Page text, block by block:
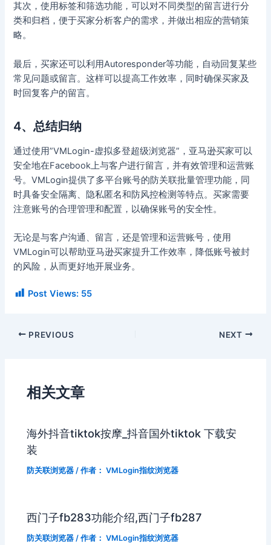
其次，使用标签和筛选功能，可以对不同类型的留言进行分
类和归档，便于买家分析客户的需求，并做出相应的营销策
略。
最后，买家还可以利用Autoresponder等功能，自动回复某些
常见问题或留言。这样可以提高工作效率，同时确保买家及
时回复客户的留言。
4、总结归纳
通过使用”VMLogin-虚拟多登超级浏览器”，亚马逊买家可以
安全地在Facebook上与客户进行留言，并有效管理和运营账
号。VMLogin提供了多平台账号的防关联批量管理功能，同
时具备安全隔离、隐私匿名和防风控检测等特点。买家需要
注意账号的合理管理和配置，以确保账号的安全性。
无论是与客户沟通、留言，还是管理和运营账号，使用
VMLogin可以帮助亚马逊买家提升工作效率，降低账号被封
的风险，从而更好地开展业务。
Post Views: 55
PREVIOUS NEXT
相关文章
海外抖音tiktok按摩_抖音国外tiktok 下载安
装
防关联浏览器 / 作者： VMLogin指纹浏览器
西门子fb283功能介绍,西门子fb287
防关联浏览器 / 作者： VMLogin指纹浏览器